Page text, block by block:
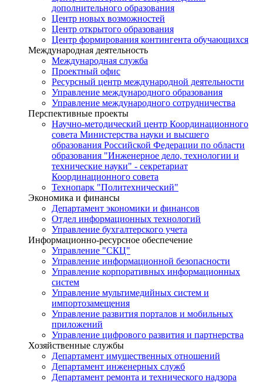
дополнительного образования
Центр новых возможностей
Центр открытого образования
Центр формирования контингента обучающихся
Международная деятельность
Международная служба
Проектный офис
Ресурсный центр международной деятельности
Управление международного образования
Управление международного сотрудничества
Перспективные проекты
Научно-методический центр Координационного
совета Министерства науки и высшего
образования Российской Федерации по области
образования "Инженерное дело, технологии и
технические науки" - секретариат
Координационного совета
Технопарк "Политехнический"
Экономика и финансы
Департамент экономики и финансов
Отдел информационных технологий
Управление бухгалтерского учета
Информационно-ресурсное обеспечение
Управление "СКЦ"
Управление информационной безопасности
Управление корпоративных информационных
систем
Управление мультимедийных систем и
импортозамещения
Управление развития порталов и мобильных
приложений
Управление цифрового развития и партнерства
Хозяйственные службы
Департамент имущественных отношений
Департамент инженерных служб
Департамент ремонта и технического надзора